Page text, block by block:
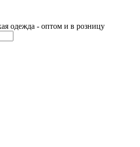
одежда - оптом и в розницу